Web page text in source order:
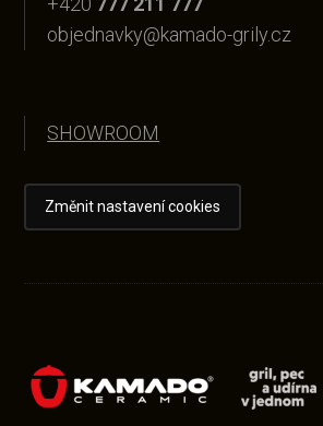
objednavky@kamado-grily.cz
SHOWROOM
Změnit nastavení cookies